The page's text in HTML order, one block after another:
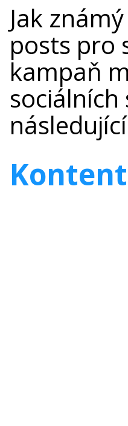
Jak
posts pro
kampaň